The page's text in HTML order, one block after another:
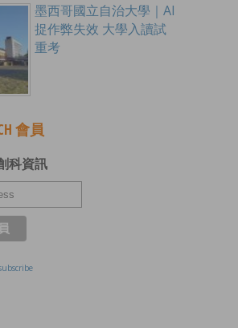
墨西哥國立自治大學｜AI
捉作弊失效 大學入讀試
重考
會員
科資訊